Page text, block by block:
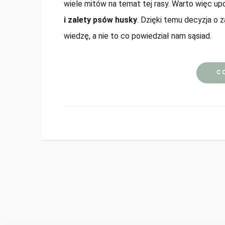
wiele mitów na temat tej rasy. Warto więc
i zalety psów husky. Dzięki temu decyzja o
wiedzę, a nie to co powiedział nam sąsiad.